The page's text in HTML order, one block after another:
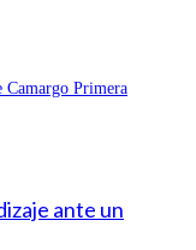
Camargo Primera
ante un